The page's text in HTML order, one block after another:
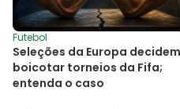
Futebol
Seleções da Europa decidem
boicotar torneios da Fifa;
entenda o caso